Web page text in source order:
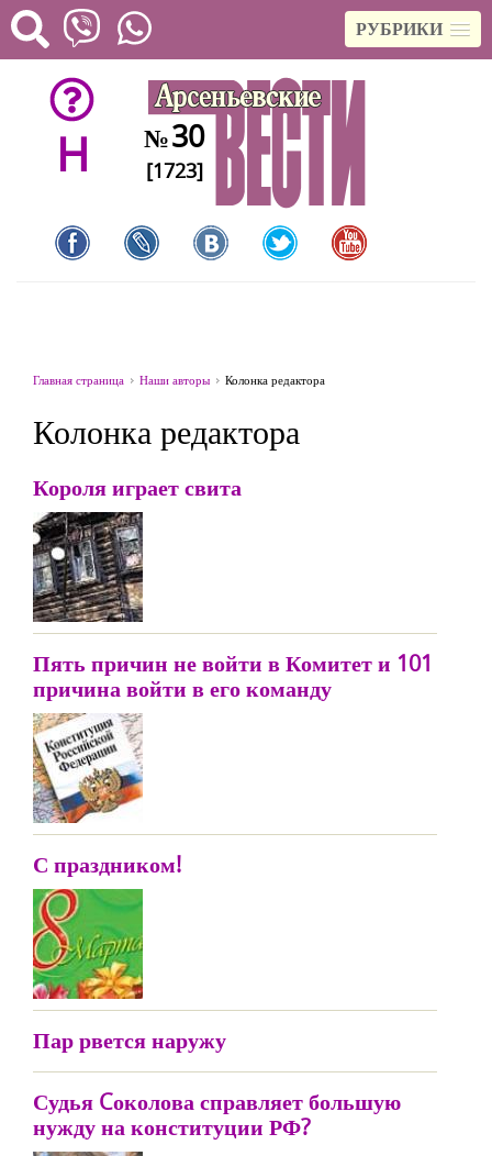
РУБРИКИ
H №30
[1723]
Главная страница Наши авторы Колонка редактора
Колонка редактора
Короля играет свита
Пять причин не войти в Комитет и 101
причина войти в его команду
С праздником!
Пар рвется наружу
Судья Cоколова справляет большую
нужду на конституции РФ?